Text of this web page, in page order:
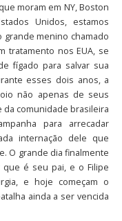
moram em NY, Boston
Unidos, estamos
menino chamado
tratamento nos EUA, se
fígado para salvar sua
esses dois anos, a
não apenas de seus
da comunidade brasileira
para arrecadar
internação dele que
O grande dia finalmente
é seu pai, e o Filipe
e hoje começam o
ainda a ser vencida